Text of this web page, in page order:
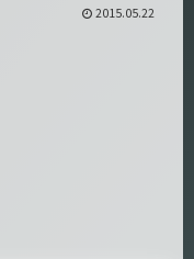
2015.05.22